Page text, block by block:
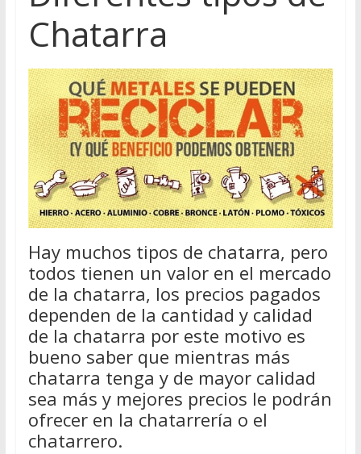
Chatarra
Hay muchos tipos de chatarra, pero
todos tienen un valor en el mercado
de la chatarra, los precios pagados
dependen de la cantidad y calidad
de la chatarra por este motivo es
bueno saber que mientras más
chatarra tenga y de mayor calidad
sea más y mejores precios le podrán
ofrecer en la chatarrería o el
chatarrero.